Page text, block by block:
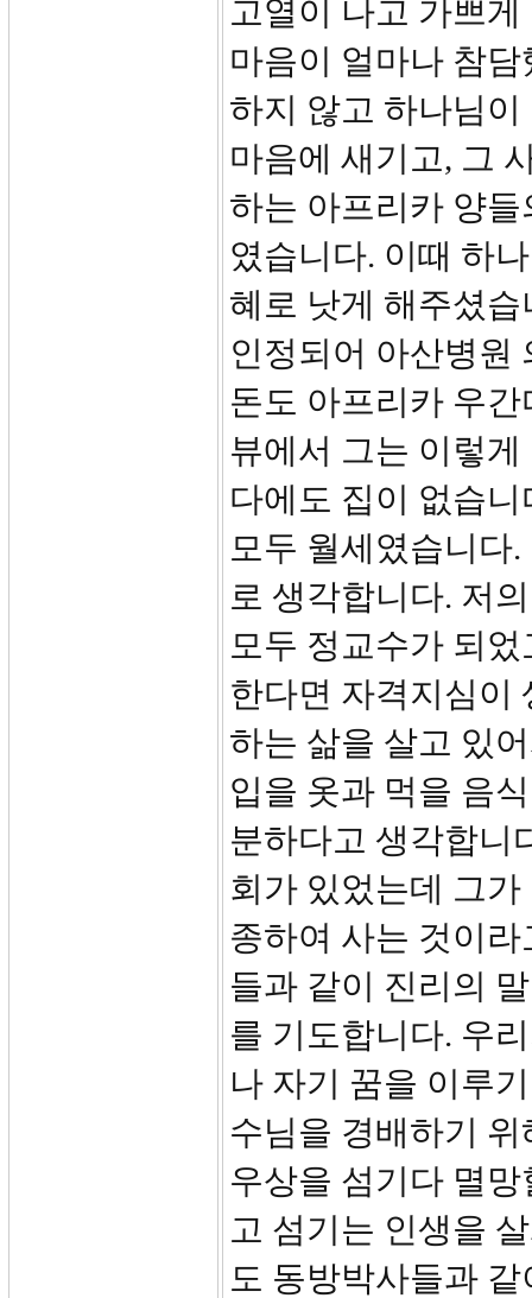
고열이 나고 가쁘
마음이 얼마나 참
하지 않고 하나님
마음에 새기고, 그
하는 아프리카 양
였습니다. 이때 하
혜로 낫게 해주셨
인정되어 아산병원
돈도 아프리카 우
뷰에서 그는 이렇
다에도 집이 없습
모두 월세였습니다
로 생각합니다. 저
모두 정교수가 되
한다면 자격지심이
하는 삶을 살고 있
입을 옷과 먹을 음
분하다고 생각합니
회가 있었는데 그
종하여 사는 것이
들과 같이 진리의
를 기도합니다. 우
나 자기 꿈을 이루
수님을 경배하기
우상을 섬기다 멸
고 섬기는 인생을
도 동방박사들과